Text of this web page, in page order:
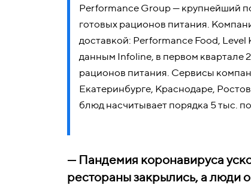
Performance Group — крупнейший
готовых рационов питания.
доставкой: Performance Food,
данным Infoline, в первом квартале
рационов питания. Сервисы
Екатеринбурге, Краснодаре,
блюд насчитывает порядка 5 тыс.
— Пандемия коронавируса
рестораны закрылись, а люди